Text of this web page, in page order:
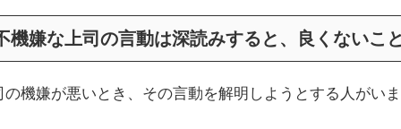
機嫌な上司の言動は深読みすると、良くないこ
の機嫌が悪いとき、その言動を解明しようとする人がいま